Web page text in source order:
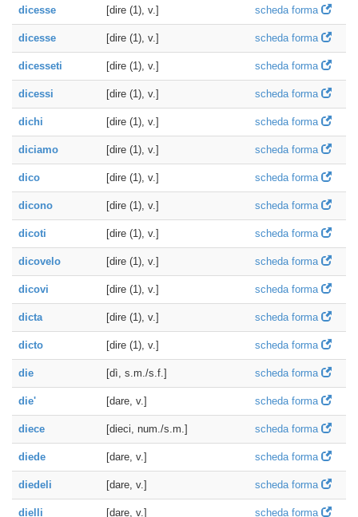
dicesse [dire (1), v.] scheda forma
dicesse [dire (1), v.] scheda forma
dicesseti [dire (1), v.] scheda forma
dicessi [dire (1), v.] scheda forma
dichi [dire (1), v.] scheda forma
diciamo [dire (1), v.] scheda forma
dico [dire (1), v.] scheda forma
dicono [dire (1), v.] scheda forma
dicoti [dire (1), v.] scheda forma
dicovelo [dire (1), v.] scheda forma
dicovi [dire (1), v.] scheda forma
dicta [dire (1), v.] scheda forma
dicto [dire (1), v.] scheda forma
die [dì, s.m./s.f.] scheda forma
die' [dare, v.] scheda forma
diece [dieci, num./s.m.] scheda forma
diede [dare, v.] scheda forma
diedeli [dare, v.] scheda forma
dielli [dare, v.] scheda forma